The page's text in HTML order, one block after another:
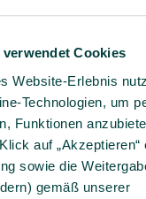
verwendet Cookies
Website-Erlebnis
Technologien, um
Funktionen
auf
sowie die
gemäß unserer